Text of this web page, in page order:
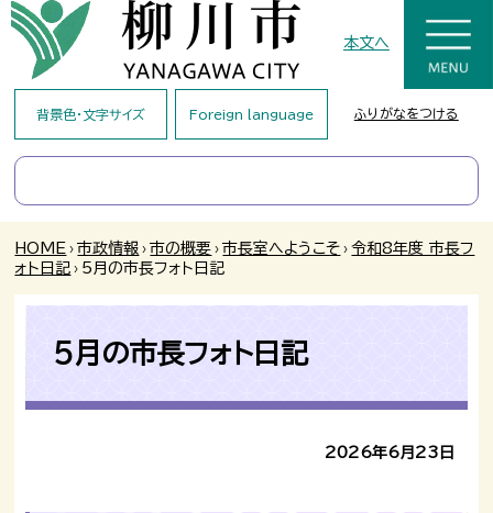
本文へ
背景色・文字サイズ Foreign language ふりがなをつける
HOME › 市政情報 › 市の概要 › 市長室へようこそ › 令和8年度 市長フ
ォト日記 › 5月の市長フォト日記
5月の市長フォト日記
2026年6月23日